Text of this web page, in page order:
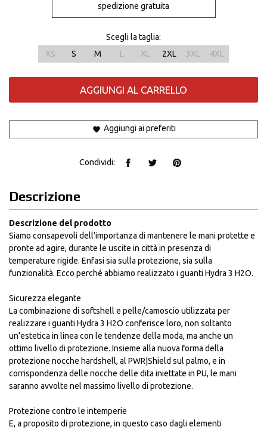
spedizione gratuita
Scegli la taglia:
XS
S M L XL 2XL 3XL 4XL
AGGIUNGI AL CARRELLO
Aggiungi ai preferiti
Condividi:
Descrizione
Descrizione del prodotto
Siamo consapevoli dell’importanza di mantenere le mani protette e
pronte ad agire, durante le uscite in città in presenza di
temperature rigide. Enfasi sia sulla protezione, sia sulla
funzionalità. Ecco perché abbiamo realizzato i guanti Hydra 3 H2O.
Sicurezza elegante
La combinazione di softshell e pelle/camoscio utilizzata per
realizzare i guanti Hydra 3 H2O conferisce loro, non soltanto
un’estetica in linea con le tendenze della moda, ma anche un
ottimo livello di protezione. Insieme alla nuova forma della
protezione nocche hardshell, al PWR|Shield sul palmo, e in
corrispondenza delle nocche delle dita iniettate in PU, le mani
saranno avvolte nel massimo livello di protezione.
Protezione contro le intemperie
E, a proposito di protezione, in questo caso dagli elementi